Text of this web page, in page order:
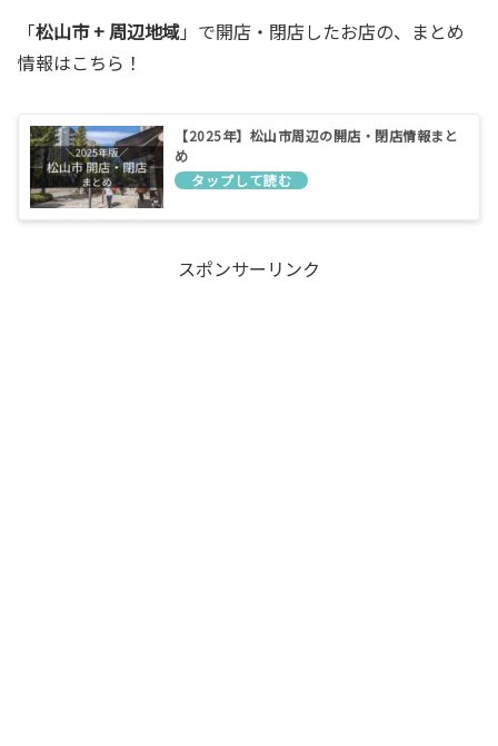
「松山市 + 周辺地域」で開店・閉店したお店の、まとめ
情報はこちら！
【2025年】松山市周辺の開店・閉店情報まと
め
スポンサーリンク